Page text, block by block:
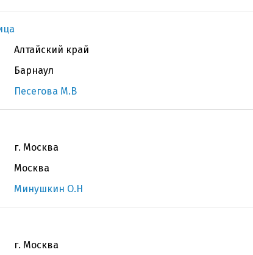
Алтайский край
Барнаул
Песегова М.В
г. Москва
Москва
Минушкин О.Н
г. Москва